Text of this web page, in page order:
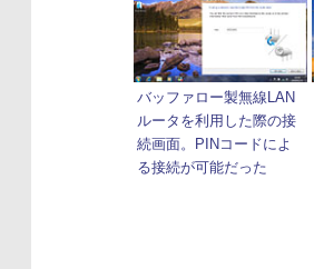
バッファロー製無線LAN
ルータを利用した際の接
続画面。PINコードによ
る接続が可能だった